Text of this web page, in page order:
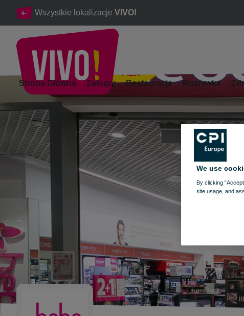
Wszystkie lokalizacje VIVO!
Piła
PIŁA
Strona Główna Zakupy Restauracje Rozrywka
Twoje zdrowie i piękno w drogerii Hebe.
We use
By clicking
site usage, and